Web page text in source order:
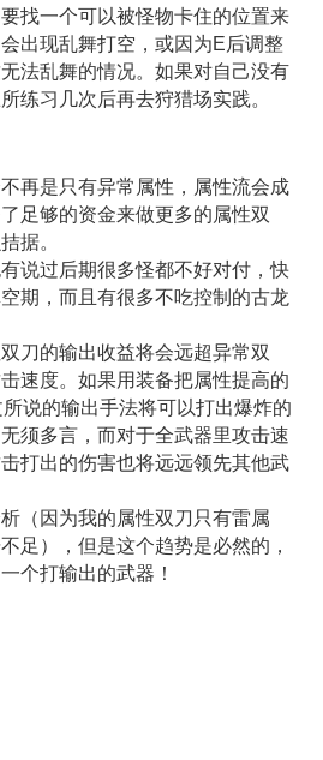
找一个可以被怪物卡住的位置来
出现乱舞打空，或因为E后调整
法乱舞的情况。如果对自己没有
练习几次后再去狩猎场实践。
再是只有异常属性，属性流会成
足够的资金来做更多的属性双
据。
说过后期很多怪都不好对付，快
期，而且有很多不吃控制的古龙
刀的输出收益将会远超异常双
速度。如果用装备把属性提高的
说的输出手法将可以打出爆炸的
须多言，而对于全武器里攻击速
打出的伤害也将远远领先其他武
（因为我的属性双刀只有雷属
足），但是这个趋势是必然的，
个打输出的武器！